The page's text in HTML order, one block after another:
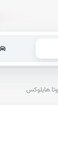
هایلوکس